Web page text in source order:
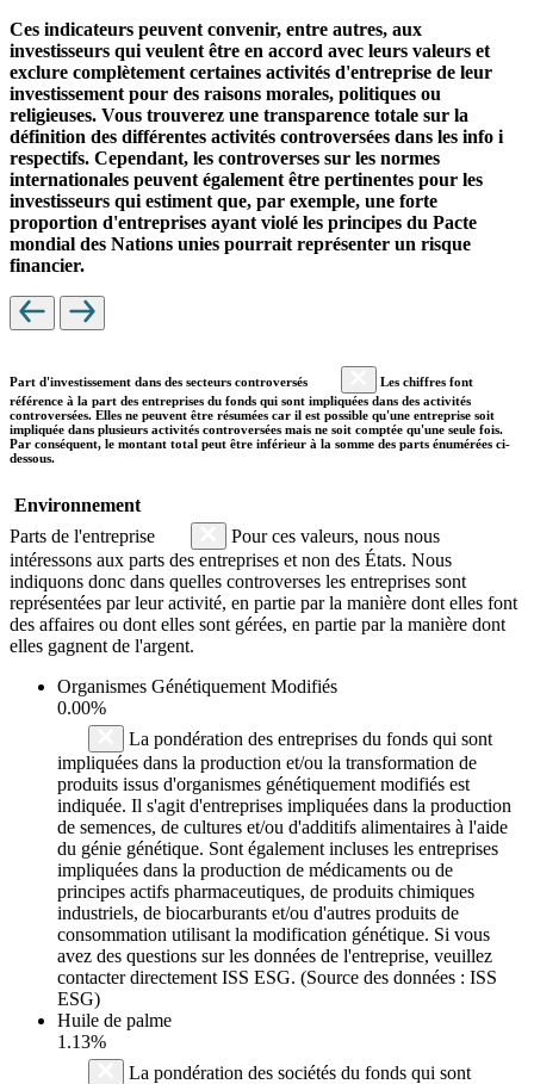
Ces indicateurs peuvent convenir, entre autres, aux
investisseurs qui veulent être en accord avec leurs valeurs et
exclure complètement certaines activités d'entreprise de leur
investissement pour des raisons morales, politiques ou
religieuses. Vous trouverez une transparence totale sur la
définition des différentes activités controversées dans les info i
respectifs. Cependant, les controverses sur les normes
internationales peuvent également être pertinentes pour les
investisseurs qui estiment que, par exemple, une forte
proportion d'entreprises ayant violé les principes du Pacte
mondial des Nations unies pourrait représenter un risque
financier.
Part d'investissement dans des secteurs controversés
Les chiffres font
référence à la part des entreprises du fonds qui sont impliquées dans des activités
controversées. Elles ne peuvent être résumées car il est possible qu'une entreprise soit
impliquée dans plusieurs activités controversées mais ne soit comptée qu'une seule fois.
Par conséquent, le montant total peut être inférieur à la somme des parts énumérées ci-
dessous.
Environnement
Parts de l'entreprise
Pour ces valeurs, nous nous
intéressons aux parts des entreprises et non des États. Nous
indiquons donc dans quelles controverses les entreprises sont
représentées par leur activité, en partie par la manière dont elles font
des affaires ou dont elles sont gérées, en partie par la manière dont
elles gagnent de l'argent.
Organismes Génétiquement Modifiés
0.00%
La pondération des entreprises du fonds qui sont
impliquées dans la production et/ou la transformation de
produits issus d'organismes génétiquement modifiés est
indiquée. Il s'agit d'entreprises impliquées dans la production
de semences, de cultures et/ou d'additifs alimentaires à l'aide
du génie génétique. Sont également incluses les entreprises
impliquées dans la production de médicaments ou de
principes actifs pharmaceutiques, de produits chimiques
industriels, de biocarburants et/ou d'autres produits de
consommation utilisant la modification génétique. Si vous
avez des questions sur les données de l'entreprise, veuillez
contacter directement ISS ESG. (Source des données : ISS
ESG)
Huile de palme
1.13%
La pondération des sociétés du fonds qui sont